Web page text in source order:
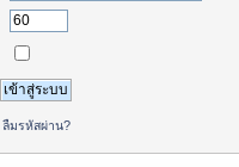
ลืมรหัสผ่าน?